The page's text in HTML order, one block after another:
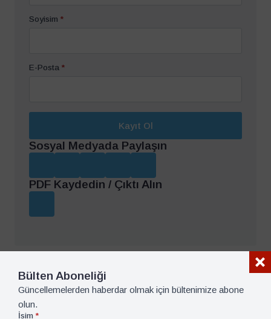
Soyisim *
E-Posta *
Kayıt Ol
Sosyal Medyada Paylaşın
PDF Kaydedin / Çıktı Alın
İlgili İçerikler
Bülten Aboneliği
Güncellemelerden haberdar olmak için bültenimize abone
olun.
İsim *